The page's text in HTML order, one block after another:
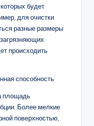
будет
для очистки
разные размеры
происходить
способность
площадь
Более мелкие
поверхностью,